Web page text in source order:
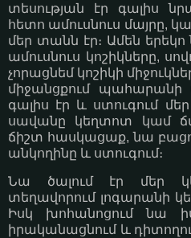
տեսության էր գալիս
հետո ամուսնուս մայրը,
մեր տանն էր։ Ամեն երեկո
ամուսնուս կոշիկները,
չորացնեմ կոշիկի
միջանցքում պահարանի
գալիս էր և ստուգում
սավանը կեղտոտ կամ
ճիշտ հասկացաք, նա
անկողինը և ստուգում։
Նա ծալում էր մեր
տեղավորում լոգարանի
Իսկ խոհանոցում նա
իրականացնում և